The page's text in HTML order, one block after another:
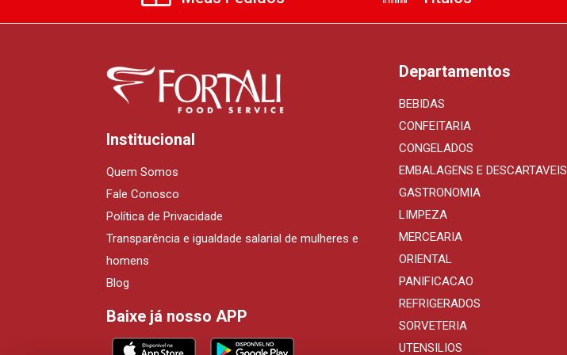
Institucional
Quem Somos
Fale Conosco
Política de Privacidade
Transparência e igualdade salarial de mulheres e
homens
Blog
Baixe já nosso APP
Departamentos
BEBIDAS
CONFEITARIA
CONGELADOS
EMBALAGENS E DESCARTAVEIS
GASTRONOMIA
LIMPEZA
MERCEARIA
ORIENTAL
PANIFICACAO
REFRIGERADOS
SORVETERIA
UTENSILIOS